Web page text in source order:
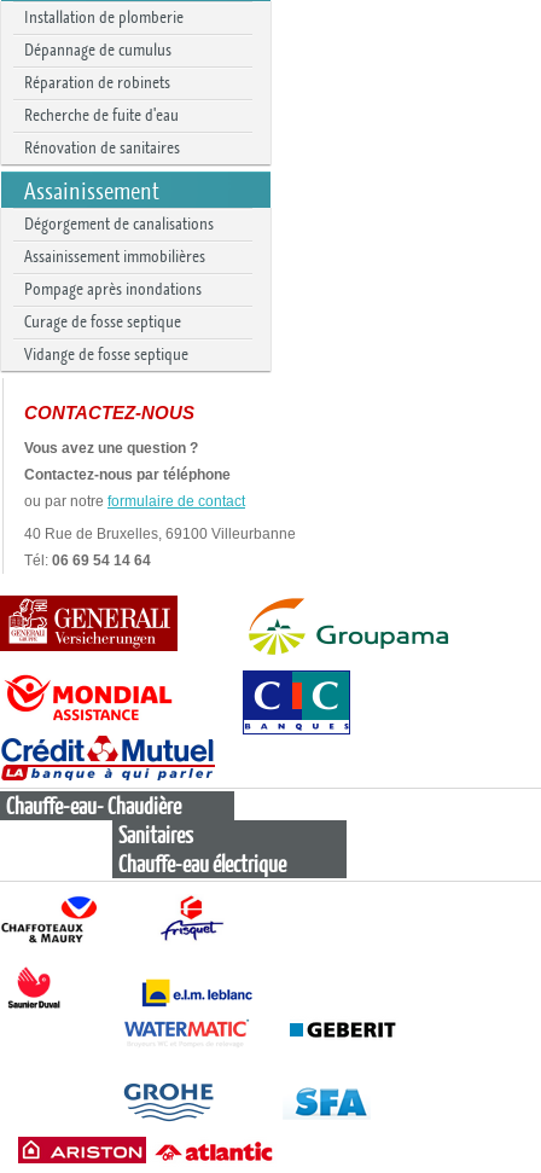
Installation de plomberie
Dépannage de cumulus
Réparation de robinets
Recherche de fuite d'eau
Rénovation de sanitaires
Assainissement
Dégorgement de canalisations
Assainissement immobilières
Pompage après inondations
Curage de fosse septique
Vidange de fosse septique
CONTACTEZ-NOUS
Vous avez une question ?
Contactez-nous par téléphone
ou par notre formulaire de contact
40 Rue de Bruxelles, 69100 Villeurbanne
Tél: 06 69 54 14 64
Chauffe-eau- Chaudière
Sanitaires
Chauffe-eau électrique